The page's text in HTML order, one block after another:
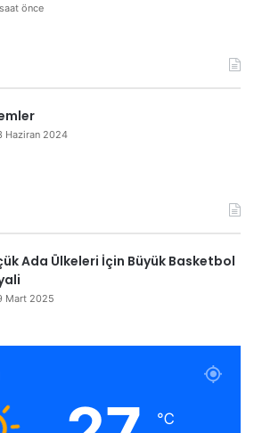
önce
Haziran 2024
Ada Ülkeleri İçin Büyük Basketbol
Mart 2025
℃